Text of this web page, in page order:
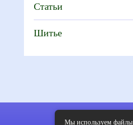
Статьи
Шитье
Мы используем файлы